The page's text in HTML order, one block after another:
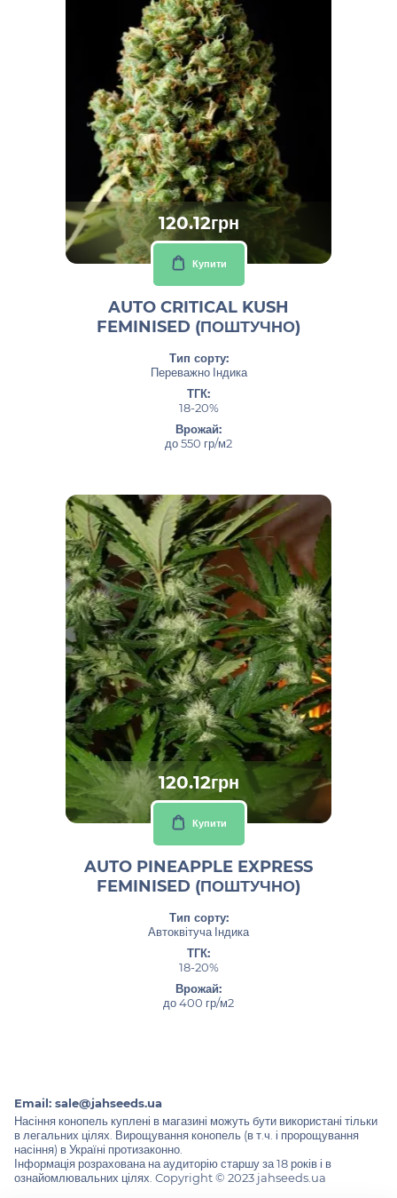
120.12грн
Купити
AUTO CRITICAL KUSH
FEMINISED (ПОШТУЧНО)
Тип сорту:
Переважно Індика
ТГК:
18-20%
Врожай:
до 550 гр/м2
120.12грн
Купити
AUTO PINEAPPLE EXPRESS
FEMINISED (ПОШТУЧНО)
Тип сорту:
Автоквітуча Індика
ТГК:
18-20%
Врожай:
до 400 гр/м2
Email: sale@jahseeds.ua
Насіння конопель куплені в магазині можуть бути використані тільки
в легальних цілях. Вирощування конопель (в т.ч. і пророщування
насіння) в Україні протизаконно.
Інформація розрахована на аудиторію старшу за 18 років і в
ознайомлювальних цілях. Copyright © 2023 jahseeds.ua